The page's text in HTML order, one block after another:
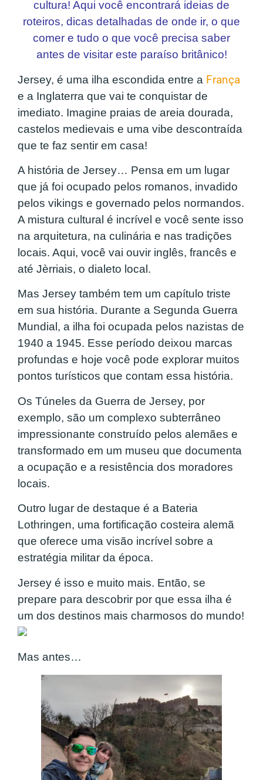
cultura! Aqui você encontrará ideias de
roteiros, dicas detalhadas de onde ir, o que
comer e tudo o que você precisa saber
antes de visitar este paraíso britânico!
Jersey, é uma ilha escondida entre a França
e a Inglaterra que vai te conquistar de
imediato. Imagine praias de areia dourada,
castelos medievais e uma vibe descontraída
que te faz sentir em casa!
A história de Jersey… Pensa em um lugar
que já foi ocupado pelos romanos, invadido
pelos vikings e governado pelos normandos.
A mistura cultural é incrível e você sente isso
na arquitetura, na culinária e nas tradições
locais. Aqui, você vai ouvir inglês, francês e
até Jèrriais, o dialeto local.
Mas Jersey também tem um capítulo triste
em sua história. Durante a Segunda Guerra
Mundial, a ilha foi ocupada pelos nazistas de
1940 a 1945. Esse período deixou marcas
profundas e hoje você pode explorar muitos
pontos turísticos que contam essa história.
Os Túneles da Guerra de Jersey, por
exemplo, são um complexo subterrâneo
impressionante construído pelos alemães e
transformado em um museu que documenta
a ocupação e a resistência dos moradores
locais.
Outro lugar de destaque é a Bateria
Lothringen, uma fortificação costeira alemã
que oferece uma visão incrível sobre a
estratégia militar da época.
Jersey é isso e muito mais. Então, se
prepare para descobrir por que essa ilha é
um dos destinos mais charmosos do mundo!
Mas antes…